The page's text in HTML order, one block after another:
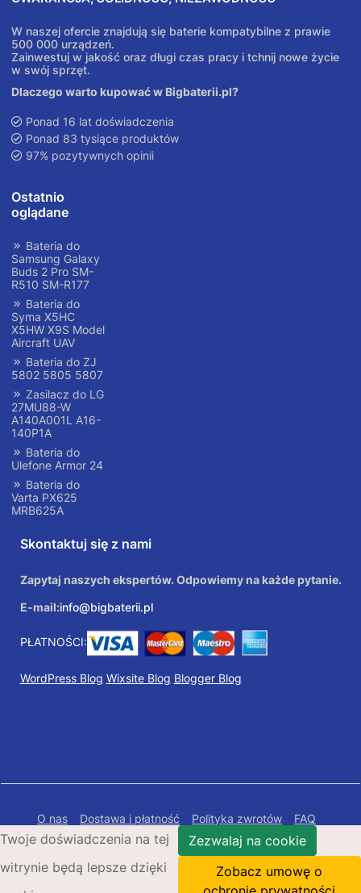
W naszej ofercie znajdują się baterie kompatybilne z prawie
500 000 urządzeń.
Zainwestuj w jakość oraz długi czas pracy i tchnij nowe życie
w swój sprzęt.
Dlaczego warto kupować w Bigbaterii.pl?
Ponad 16 lat doświadczenia
Ponad 83 tysiące produktów
97% pozytywnych opinii
Ostatnio
oglądane
Bateria do
Samsung Galaxy
Buds 2 Pro SM-
R510 SM-R177
Bateria do
Syma X5HC
X5HW X9S Model
Aircraft UAV
Bateria do ZJ
5802 5805 5807
Zasilacz do LG
27MU88-W
A140A001L A16-
140P1A
Bateria do
Ulefone Armor 24
Bateria do
Varta PX625
MRB625A
Skontaktuj się z nami
Zapytaj naszych ekspertów. Odpowiemy na każde pytanie.
E-mail:info@bigbaterii.pl
PŁATNOŚCI:
WordPress Blog Wixsite Blog Blogger Blog
O nas Dostawa i płatność Polityka zwrotów
FAQ
Polityka prywatności
Mapa Strony
Copyright © 2026 Bigbaterii.pl. Wszelkie prawa
zastrzeżone.
Twoje doświadczenia na tej
witrynie będą lepsze dzięki
Zezwalaj na cookie
Zobacz umowę o